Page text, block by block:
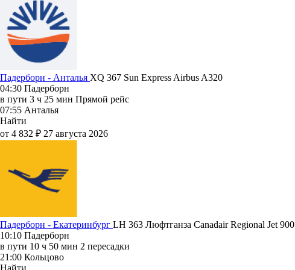
Падерборн - Анталья XQ 367 Sun Express Airbus A320
04:30 Падерборн
в пути 3 ч 25 мин Прямой рейс
07:55 Анталья
Найти
от 4 832 ₽ 27 августа 2026
Падерборн - Екатеринбург LH 363 Люфтганза Canadair Regional Jet 900
10:10 Падерборн
в пути 10 ч 50 мин 2 пересадки
21:00 Кольцово
Найти